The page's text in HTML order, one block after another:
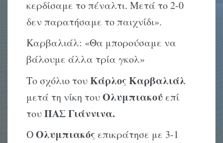
κερδίσαμε το πέναλτι. Μετά το 2-0
δεν παρατήσαμε το παιχνίδι».
Καρβαλιάλ: «Θα μπορούσαμε να
βάλουμε άλλα τρία γκολ»
Το σχόλιο τουΚάρλος Καρβαλιάλ
μετά τη νίκη τουΟλυμπιακούεπί
τουΠΑΣ Γιάννινα.
ΟΟλυμπιακός επικράτησε με 3-1